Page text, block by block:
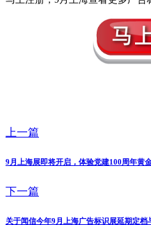
上一篇
9月上海展即将开启，体验党建100周年黄
下一篇
关于闻信今年9月上海广告标识展延期定